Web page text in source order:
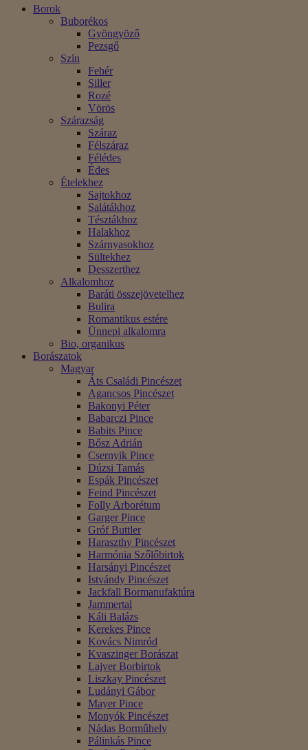
Borok
Buborékos
Gyöngyöző
Pezsgő
Szín
Fehér
Siller
Rozé
Vörös
Szárazság
Száraz
Félszáraz
Félédes
Édes
Ételekhez
Sajtokhoz
Salátákhoz
Tésztákhoz
Halakhoz
Szárnyasokhoz
Sültekhez
Desszerthez
Alkalomhoz
Baráti összejövetelhez
Bulira
Romantikus estére
Ünnepi alkalomra
Bio, organikus
Borászatok
Magyar
Áts Családi Pincészet
Agancsos Pincészet
Bakonyi Péter
Babarczi Pince
Babits Pince
Bősz Adrián
Csernyik Pince
Dúzsi Tamás
Espák Pincészet
Feind Pincészet
Folly Arborétum
Garger Pince
Gróf Buttler
Haraszthy Pincészet
Harmónia Szőlőbirtok
Harsányi Pincészet
Istvándy Pincészet
Jackfall Bormanufaktúra
Jammertal
Káli Balázs
Kerekes Pince
Kovács Nimród
Kvaszinger Borászat
Lajver Borbirtok
Liszkay Pincészet
Ludányi Gábor
Mayer Pince
Monyók Pincészet
Nádas Borműhely
Pálinkás Pince